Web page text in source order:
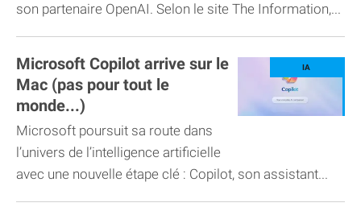
son partenaire OpenAI. Selon le site The Information,...
Microsoft Copilot arrive sur le
Mac (pas pour tout le
monde...)
Microsoft poursuit sa route dans
l’univers de l’intelligence artificielle
avec une nouvelle étape clé : Copilot, son assistant...